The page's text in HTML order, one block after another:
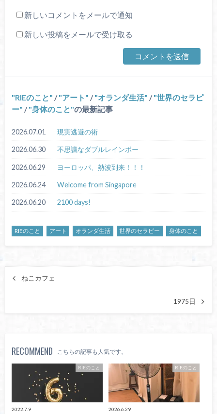
新しいコメントをメールで通知
新しい投稿をメールで受け取る
RIEのこと / アート / オランダ生活 / 世界のセラピ
ー / 身体のこと の最新記事
2026.07.01 現実逃避の術
2026.06.30 不思議なダブルレインボー
2026.06.29 ヨーロッパ、熱波到来！！！
2026.06.24 Welcome from Singapore
2026.06.20 2100 days!
RIEのこと アート オランダ生活 世界のセラピー 身体のこと
ねこカフェ
1975日
RECOMMEND こちらの記事も人気です。
RIEのこと
2022.7.9
RIEのこと
2026.6.29